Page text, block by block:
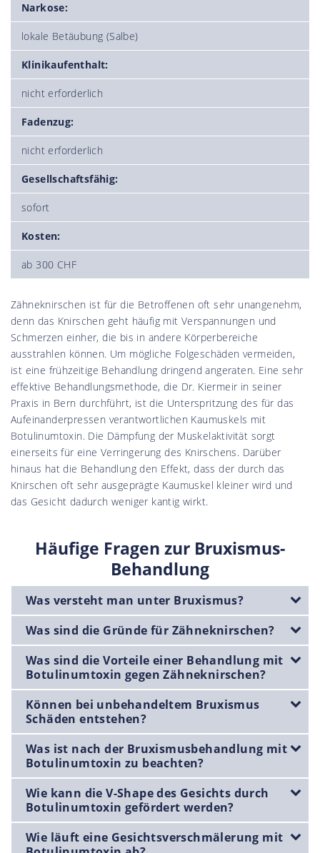
Narkose:
lokale Betäubung (Salbe)
Klinikaufenthalt:
nicht erforderlich
Fadenzug:
nicht erforderlich
Gesellschaftsfähig:
sofort
Kosten:
ab 300 CHF
Zähneknirschen ist für die Betroffenen oft sehr unangenehm,
denn das Knirschen geht häufig mit Verspannungen und
Schmerzen einher, die bis in andere Körperbereiche
ausstrahlen können. Um mögliche Folgeschäden vermeiden,
ist eine frühzeitige Behandlung dringend angeraten. Eine sehr
effektive Behandlungsmethode, die Dr. Kiermeir in seiner
Praxis in Bern durchführt, ist die Unterspritzung des für das
Aufeinanderpressen verantwortlichen Kaumuskels mit
Botulinumtoxin. Die Dämpfung der Muskelaktivität sorgt
einerseits für eine Verringerung des Knirschens. Darüber
hinaus hat die Behandlung den Effekt, dass der durch das
Knirschen oft sehr ausgeprägte Kaumuskel kleiner wird und
das Gesicht dadurch weniger kantig wirkt.
Häufige Fragen zur Bruxismus-
Behandlung
Was versteht man unter Bruxismus?
Was sind die Gründe für Zähneknirschen?
Was sind die Vorteile einer Behandlung mit
Botulinumtoxin gegen Zähneknirschen?
Können bei unbehandeltem Bruxismus
Schäden entstehen?
Was ist nach der Bruxismusbehandlung mit
Botulinumtoxin zu beachten?
Wie kann die V-Shape des Gesichts durch
Botulinumtoxin gefördert werden?
Wie läuft eine Gesichtsverschmälerung mit